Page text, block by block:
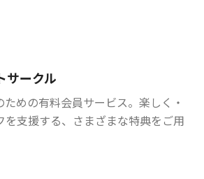
サークル
めの有料会員サービス。楽しく・
を支援する、さまざまな特典をご用